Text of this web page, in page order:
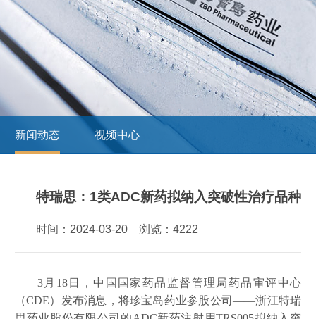
新闻动态 视频中心
特瑞思：1类ADC新药拟纳入突破性治疗品种
时间：2024-03-20 浏览：4222
3月18日，中国国家药品监督管理局药品审评中心
（CDE）发布消息，将珍宝岛药业参股公司——浙江特瑞